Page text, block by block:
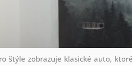
štýle zobrazuje klasické auto,